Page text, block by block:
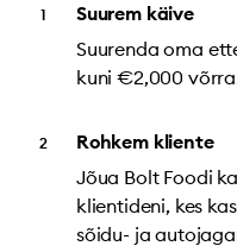
Suurem käive
Suurenda oma
kuni €2,000
Rohkem kliente
Jõua Bolt Foodi
klientideni, kes
sõidu- ja